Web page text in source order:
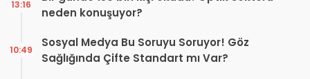
neden konuşuyor?
13:16
Sosyal Medya Bu Soruyu Soruyor! Göz
Sağlığında Çifte Standart mı Var?
10:49